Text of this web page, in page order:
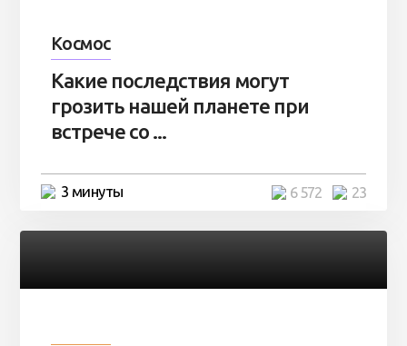
Космос
Какие последствия могут
грозить нашей планете при
встрече со ...
3 минуты 23
6 572